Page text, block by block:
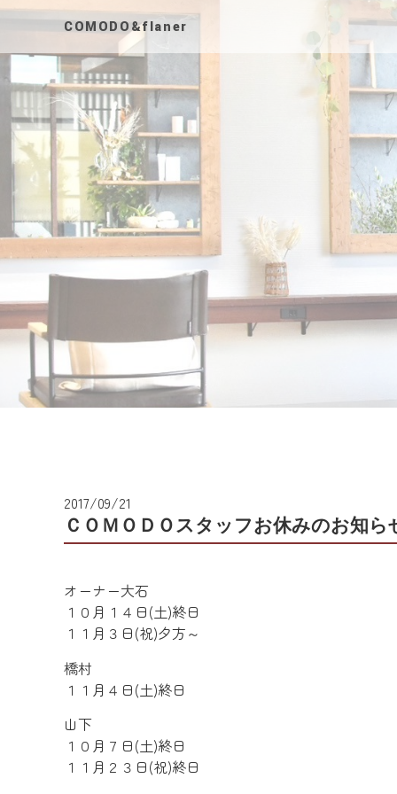
COMODO&flaner
2017/09/21
ＣＯＭＯＤＯスタッフお休みのお知ら
オーナー大石
１０月１４日(土)終日
１１月３日(祝)夕方～
橋村
１１月４日(土)終日
山下
１０月７日(土)終日
１１月２３日(祝)終日